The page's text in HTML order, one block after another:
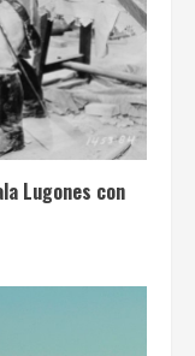
Lugones con